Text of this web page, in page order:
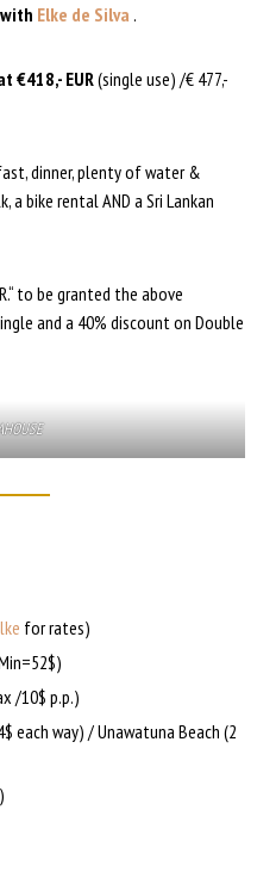
Elke de Silva .
€418,- EUR(single use) /€ 477,-
dinner, plenty of water &
bike rental AND a Sri Lankan
to be granted the above
and a 40% discount on Double
for rates)
/10$ p.p.)
each way) / Unawatuna Beach (2